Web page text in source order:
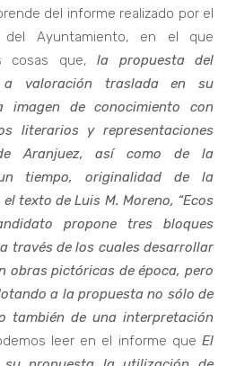
del informe realizado por el
del Ayuntamiento, en el que
cosas que,la propuesta del
a valoración traslada en su
imagen de conocimiento con
literarios y representaciones
Aranjuez, así como de la
tiempo, originalidad de la
texto de Luis M. Moreno, “Ecos
propone tres bloques
través de los cuales desarrollar
obras pictóricas de época, pero
a la propuesta no sólo de
también de una interpretación
leer en el informe que El